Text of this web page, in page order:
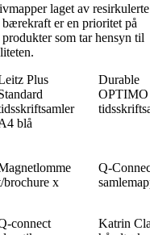
laget av resirkulerte
er en prioritet på
som tar hensyn til
Plus
blå
Durable
OPTIMO
brochure x
Q-
connect
Katrin